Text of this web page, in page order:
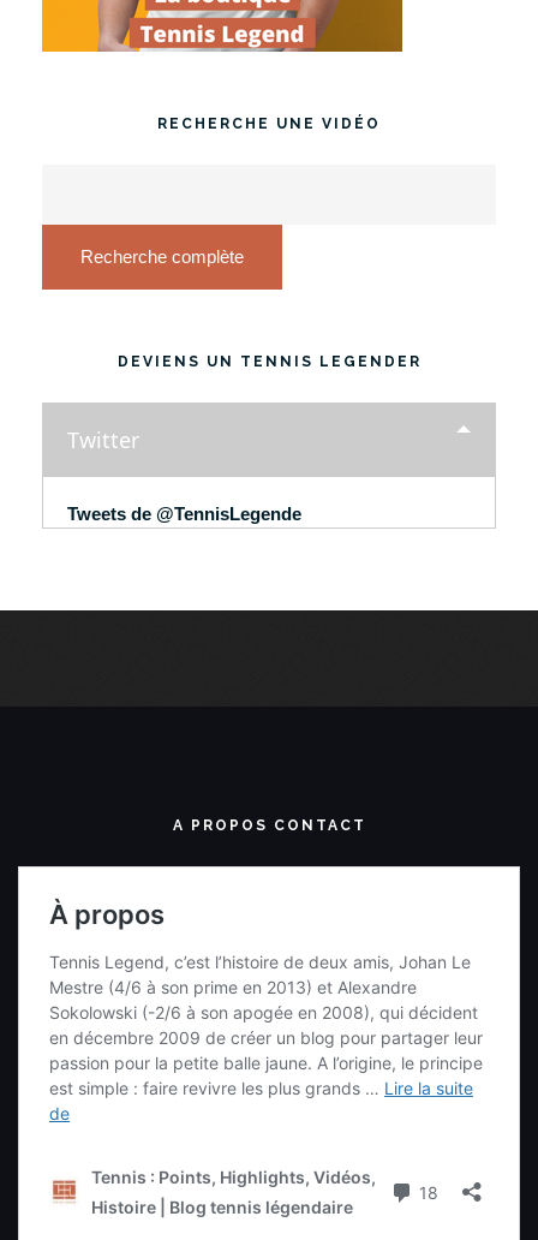
RECHERCHE UNE VIDÉO
Recherche complète
DEVIENS UN TENNIS LEGENDER
Twitter
Tweets de @TennisLegende
A PROPOS CONTACT